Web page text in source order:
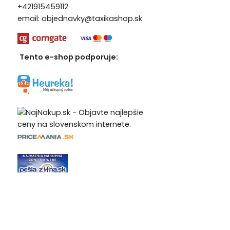
+421915459112
email: objednavky@taxikashop.sk
Tento e-shop podporuje: